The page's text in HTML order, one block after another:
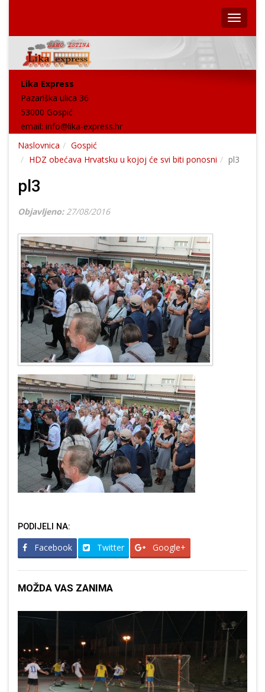
Lika Express
Pazariška ulica 36
53000 Gospić
email: info@lika-express.hr
Naslovnica
Gospić
HDZ obećava Hrvatsku u kojoj će svi biti ponosni
pl3
pl3
Objavljeno: 27/08/2016
PODIJELI NA:
Facebook Twitter Google+
MOŽDA VAS ZANIMA